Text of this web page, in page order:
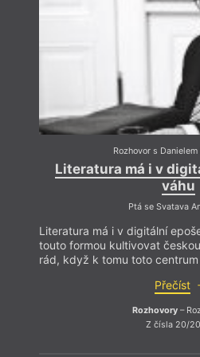
Rozhovor s
Literatura má i v
váhu
Ptá se Svatava
Literatura má i v digitální
touto formou kultivovat
rád, když k tomu toto
Přečíst
Rozhovory –
Z čísla 20/